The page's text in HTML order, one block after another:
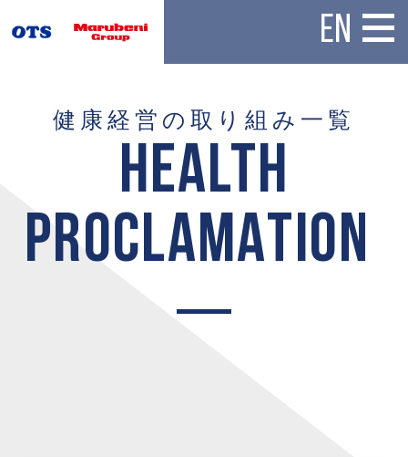
EN
健康経営の取り組み一覧
HEALTH
PROCLAMATION